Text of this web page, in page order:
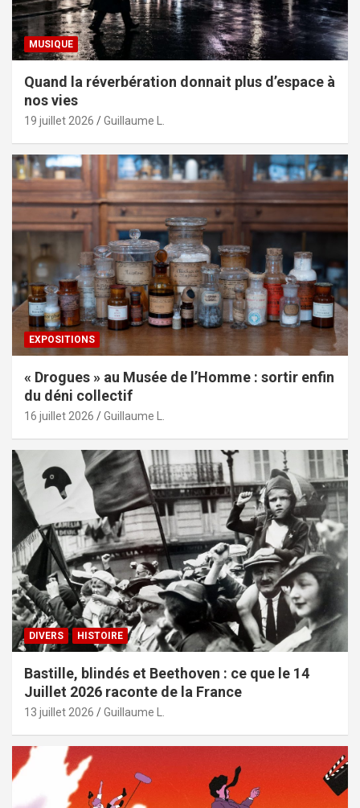
MUSIQUE
Quand la réverbération donnait plus d’espace à
nos vies
19 juillet 2026 Guillaume L.
EXPOSITIONS
« Drogues » au Musée de l’Homme : sortir enfin
du déni collectif
16 juillet 2026 Guillaume L.
DIVERS HISTOIRE
Bastille, blindés et Beethoven : ce que le 14
Juillet 2026 raconte de la France
13 juillet 2026 Guillaume L.